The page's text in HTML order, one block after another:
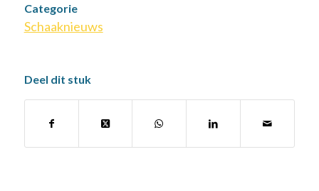
Categorie
Schaaknieuws
Deel dit stuk